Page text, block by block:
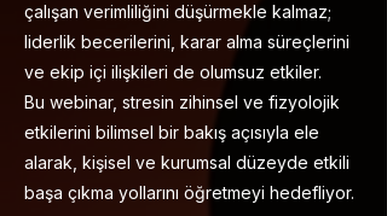
çalışan verimliliğini düşürmekle kalmaz;
liderlik becerilerini, karar alma süreçlerini
ve ekip içi ilişkileri de olumsuz etkiler.
Bu webinar, stresin zihinsel ve fizyolojik
etkilerini bilimsel bir bakış açısıyla ele
alarak, kişisel ve kurumsal düzeyde etkili
başa çıkma yollarını öğretmeyi hedefliyor.